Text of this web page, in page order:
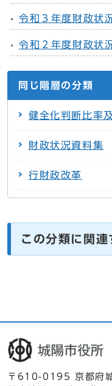
令和３年度財政状
令和２年度財政状
同じ階層の分類
健全化判断比率
財政状況資料集
行財政改革
この分類に関連
〒610-0195 京都府